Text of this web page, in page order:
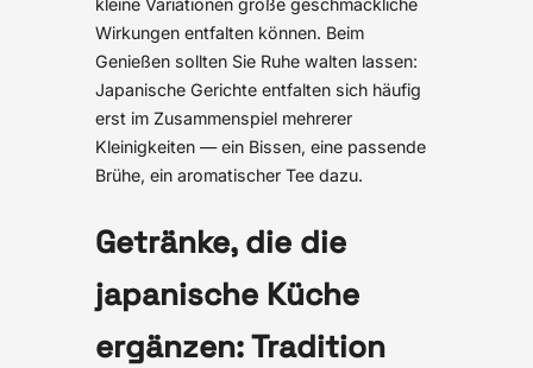
kleine Variationen große geschmackliche
Wirkungen entfalten können. Beim
Genießen sollten Sie Ruhe walten lassen:
Japanische Gerichte entfalten sich häufig
erst im Zusammenspiel mehrerer
Kleinigkeiten — ein Bissen, eine passende
Brühe, ein aromatischer Tee dazu.
Getränke, die die
japanische Küche
ergänzen: Tradition